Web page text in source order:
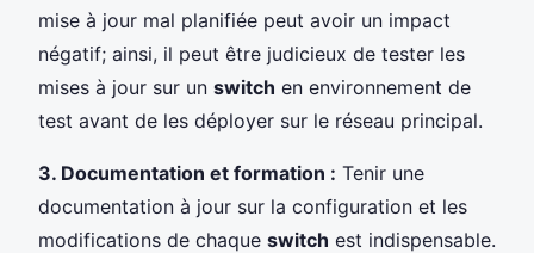
mise à jour mal planifiée peut avoir un impact
négatif; ainsi, il peut être judicieux de tester les
mises à jour sur un switch en environnement de
test avant de les déployer sur le réseau principal.
3. Documentation et formation : Tenir une
documentation à jour sur la configuration et les
modifications de chaque switch est indispensable.